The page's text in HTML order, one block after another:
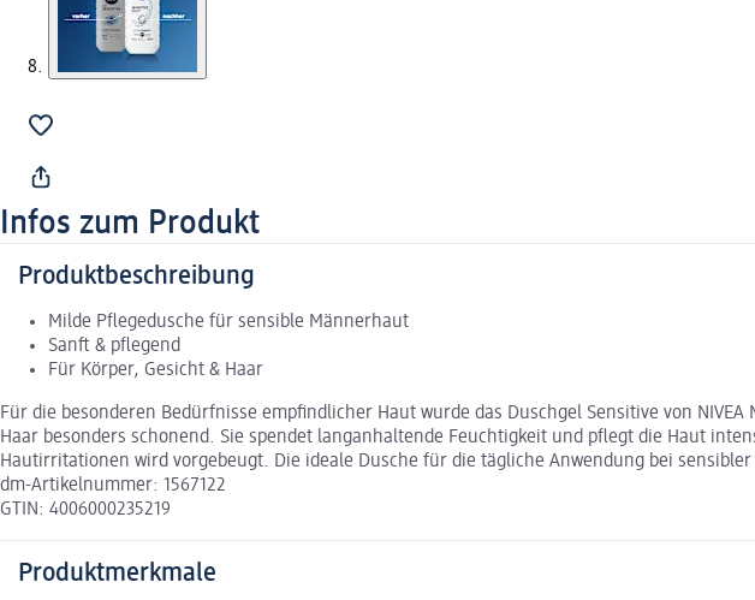
Infos zum Produkt
Produktbeschreibung
Milde Pflegedusche für sensible Männerhaut
Sanft & pflegend
Für Körper, Gesicht & Haar
Für die besonderen Bedürfnisse empfindlicher Haut wurde das Duschgel Sensitive von
Haar besonders schonend. Sie spendet langanhaltende Feuchtigkeit und pflegt die Haut
Hautirritationen wird vorgebeugt. Die ideale Dusche für die tägliche Anwendung bei sensibler
dm-Artikelnummer: 1567122
GTIN: 4006000235219
Produktmerkmale